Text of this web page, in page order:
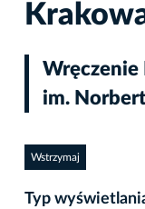
Wręczenie
im.
Wstrzymaj
Typ